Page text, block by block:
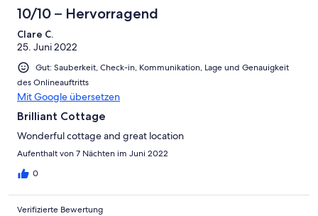
10/10 – Hervorragend
Clare C.
25. Juni 2022
Gut: Sauberkeit, Check-in, Kommunikation, Lage und Genauigkeit
des Onlineauftritts
Mit Google übersetzen
Brilliant Cottage
Wonderful cottage and great location
Aufenthalt von 7 Nächten im Juni 2022
0
Verifizierte Bewertung